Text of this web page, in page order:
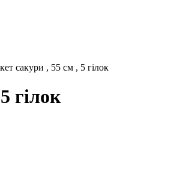
сакури , 55 см , 5 гілок
гілок